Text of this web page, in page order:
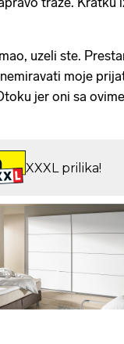
uzeli ste.
moje
jer oni sa